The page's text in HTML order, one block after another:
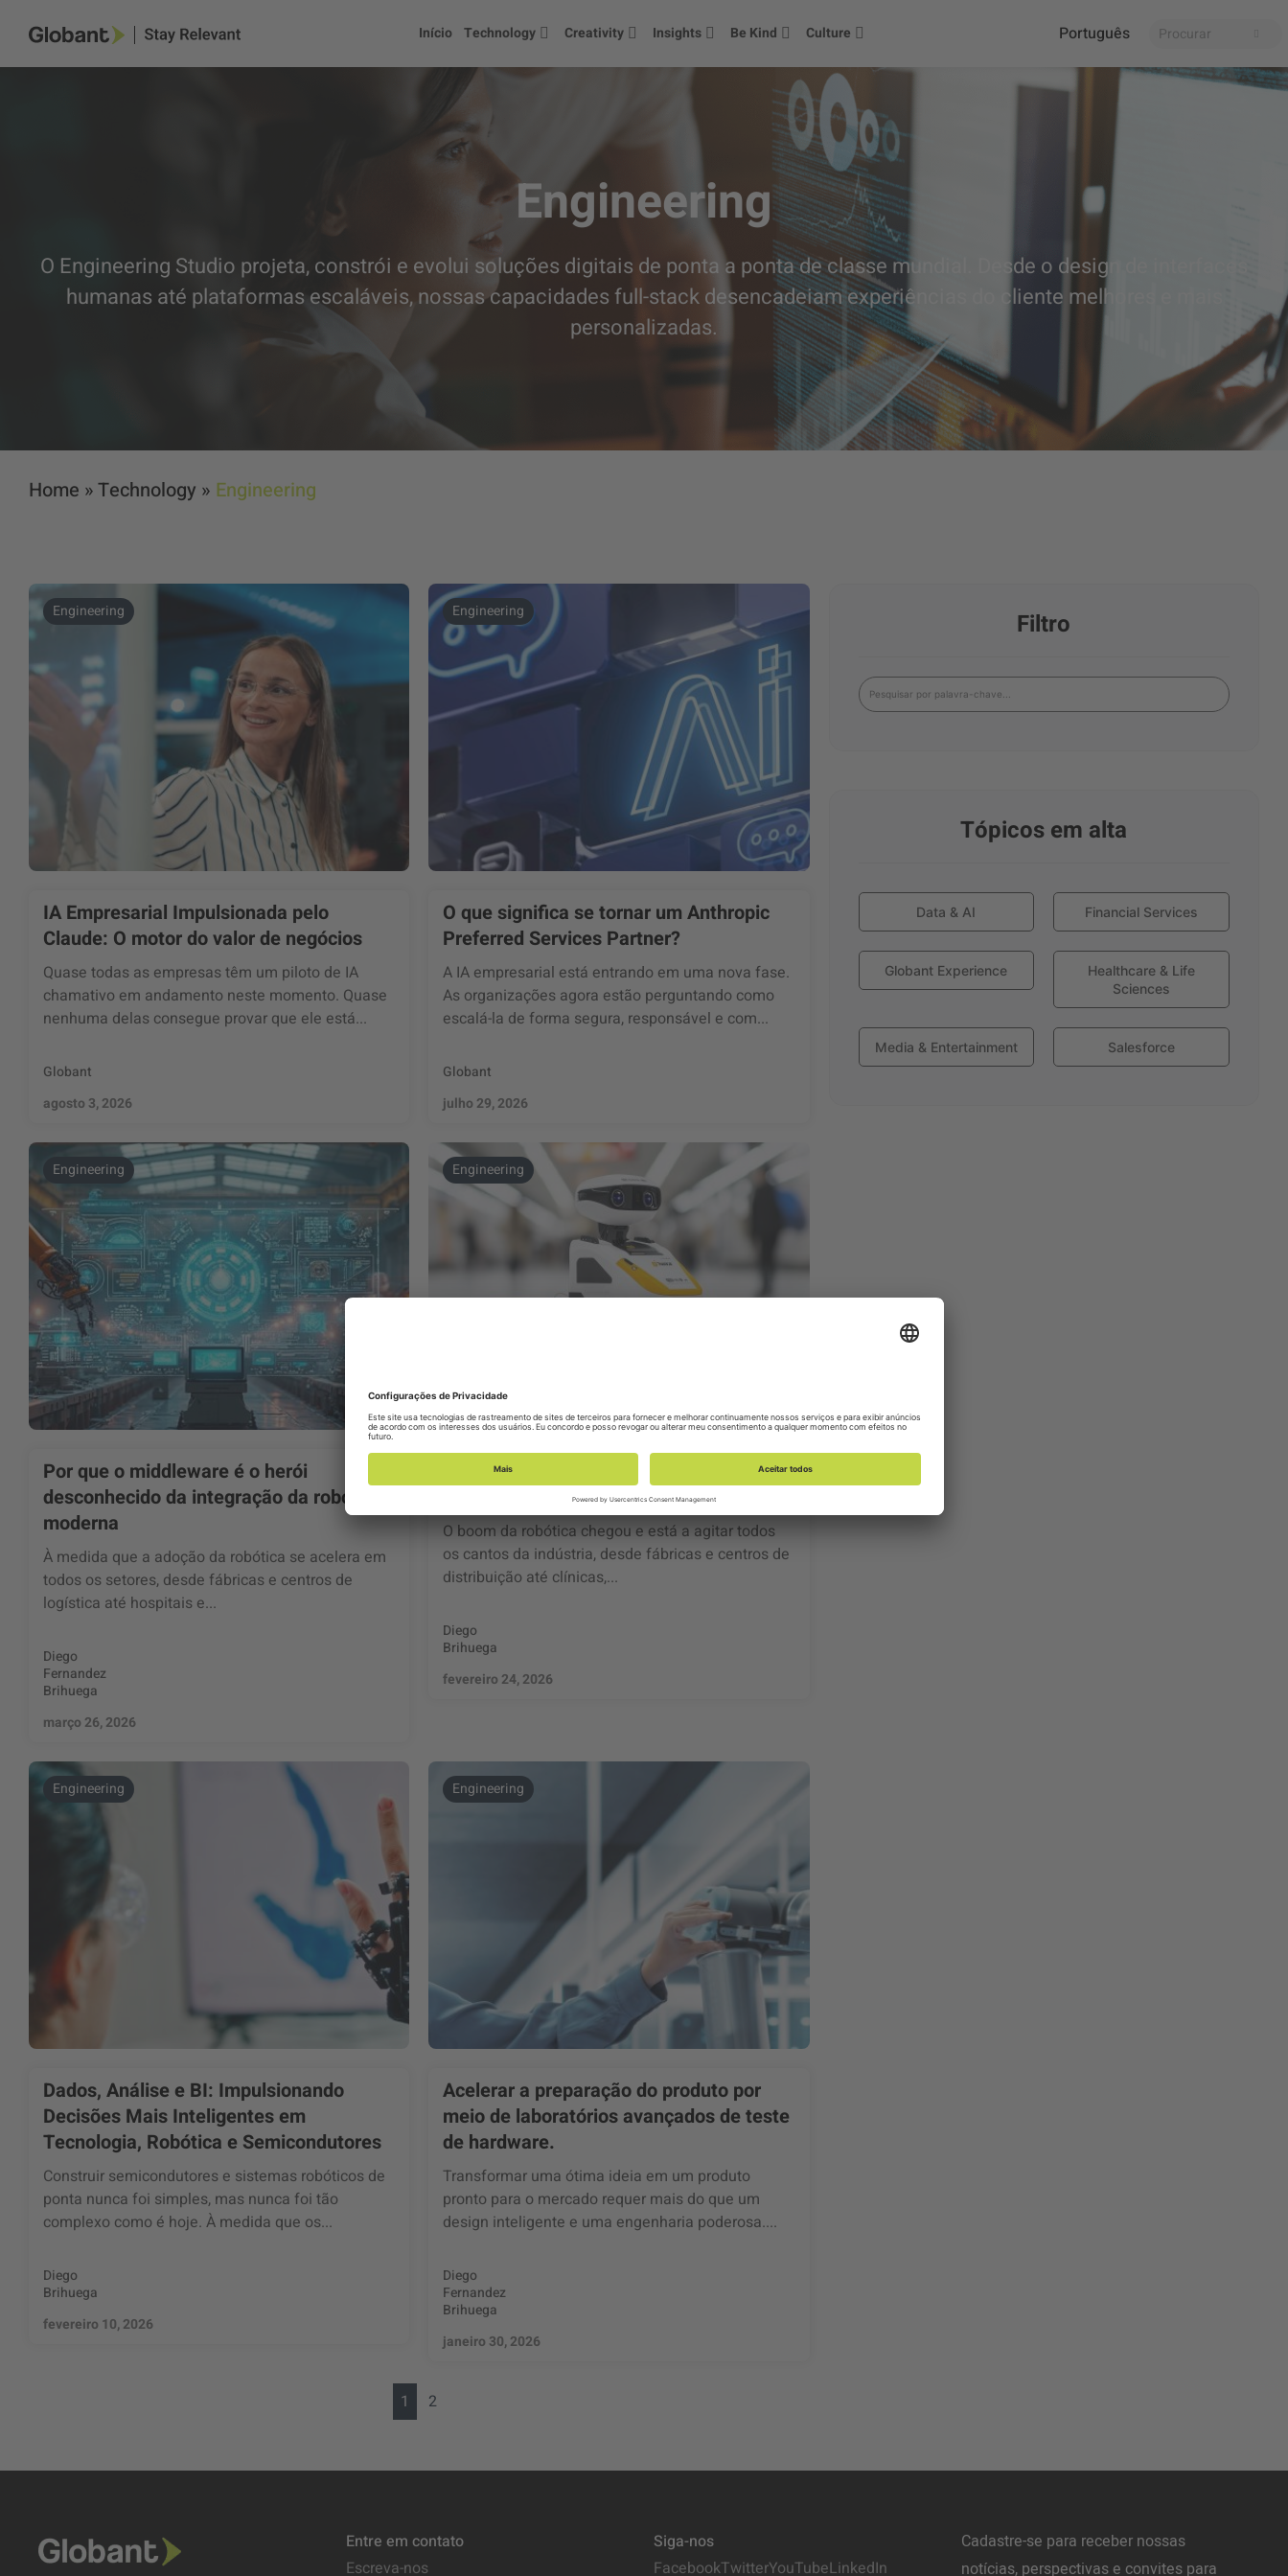
Início Technology Creativity Insights Be Kind Culture Português
Engineering
O Engineering Studio projeta, constrói e evolui soluções digitais de ponta a ponta de classe mundial. Desde o design de interfaces
humanas até plataformas escaláveis, nossas capacidades full-stack desencadeiam experiências do cliente melhores e mais
personalizadas.
Home »Technology » Engineering
Engineering
IA Empresarial Impulsionada pelo
Claude: O motor do valor de negócios
Quase todas as empresas têm um piloto de IA
chamativo em andamento neste momento. Quase
nenhuma delas consegue provar que ele está...
Globant
agosto 3, 2026
Engineering
O que significa se tornar um Anthropic
Preferred Services Partner?
A IA empresarial está entrando em uma nova fase.
As organizações agora estão perguntando como
escalá-la de forma segura, responsável e com...
Globant
julho 29, 2026
Engineering
Por que o middleware é o herói
desconhecido da integração da robótica
moderna
À medida que a adoção da robótica se acelera em
todos os setores, desde fábricas e centros de
logística até hospitais e...
Diego
Fernandez
Brihuega
março 26, 2026
Engineering
Como a Globant acelera sistemas
inteligentes, conectados e autônomos
O boom da robótica chegou e está a agitar todos
os cantos da indústria, desde fábricas e centros de
distribuição até clínicas,...
Diego
Brihuega
fevereiro 24, 2026
Engineering
Dados, Análise e BI: Impulsionando
Decisões Mais Inteligentes em
Tecnologia, Robótica e Semicondutores
Construir semicondutores e sistemas robóticos de
ponta nunca foi simples, mas nunca foi tão
complexo como é hoje. À medida que os...
Diego
Brihuega
fevereiro 10, 2026
Engineering
Acelerar a preparação do produto por
meio de laboratórios avançados de teste
de hardware.
Transformar uma ótima ideia em um produto
pronto para o mercado requer mais do que um
design inteligente e uma engenharia poderosa....
Diego
Fernandez
Brihuega
janeiro 30, 2026
1 2
Filtro
Tópicos em alta
Data & AI Financial Services
Globant Experience
Healthcare & Life
Sciences
Media & Entertainment Salesforce
Entre em contato
Escreva-nos
Siga-nos
FacebookTwitterYouTubeLinkedIn
Cadastre-se para receber nossas
notícias, perspectivas e convites para